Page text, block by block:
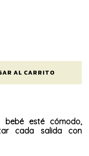
esté cómodo,
cada salida con